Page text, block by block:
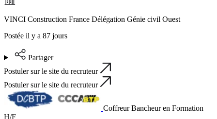
VINCI Construction France Délégation Génie civil Ouest
Postée il y a 87 jours
Partager
Postuler sur le site du recruteur
Postuler sur le site du recruteur
Coffreur Bancheur en Formation
H/F